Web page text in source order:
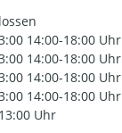
14:00-18:00 Uhr
14:00-18:00 Uhr
14:00-18:00 Uhr
14:00-18:00 Uhr
Uhr